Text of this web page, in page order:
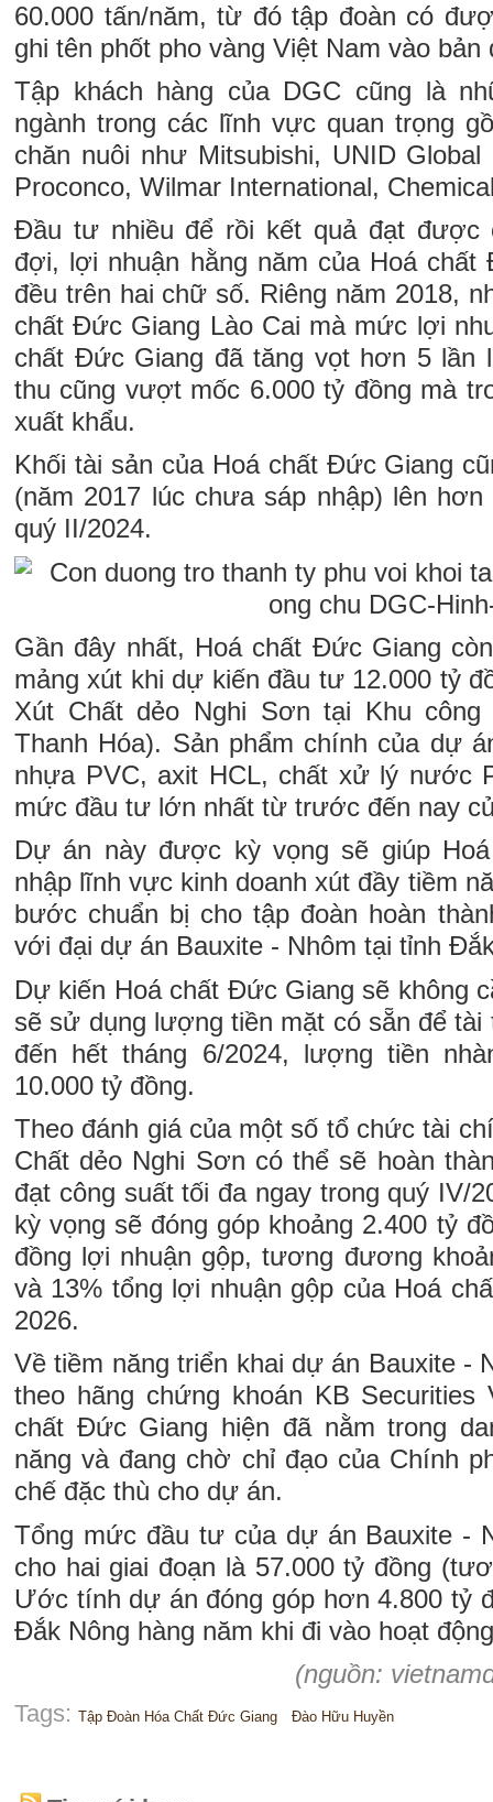
60.000 tấn/năm, từ đó tập đoàn có
ghi tên phốt pho vàng Việt Nam vào
Tập khách hàng của DGC cũng là
ngành trong các lĩnh vực quan trọng
chăn nuôi như Mitsubishi, UNID
Proconco, Wilmar International,
Đầu tư nhiều để rồi kết quả đạt được
đợi, lợi nhuận hằng năm của Hoá
đều trên hai chữ số. Riêng năm 2018,
chất Đức Giang Lào Cai mà mức lợi
chất Đức Giang đã tăng vọt hơn 5 lần
thu cũng vượt mốc 6.000 tỷ đồng mà
xuất khẩu.
Khối tài sản của Hoá chất Đức Giang
(năm 2017 lúc chưa sáp nhập) lên
quý II/2024.
Gần đây nhất, Hoá chất Đức Giang
mảng xút khi dự kiến đầu tư 12.000 tỷ
Xút Chất dẻo Nghi Sơn tại Khu công
Thanh Hóa). Sản phẩm chính của dự
nhựa PVC, axit HCL, chất xử lý nước
mức đầu tư lớn nhất từ trước đến nay
Dự án này được kỳ vọng sẽ giúp
nhập lĩnh vực kinh doanh xút đầy tiềm
bước chuẩn bị cho tập đoàn hoàn
với đại dự án Bauxite - Nhôm tại tỉnh
Dự kiến Hoá chất Đức Giang sẽ không
sẽ sử dụng lượng tiền mặt có sẵn để
đến hết tháng 6/2024, lượng tiền
10.000 tỷ đồng.
Theo đánh giá của một số tổ chức tài
Chất dẻo Nghi Sơn có thể sẽ hoàn
đạt công suất tối đa ngay trong quý IV/
kỳ vọng sẽ đóng góp khoảng 2.400 tỷ
đồng lợi nhuận gộp, tương đương
và 13% tổng lợi nhuận gộp của Hoá
2026.
Về tiềm năng triển khai dự án Bauxite -
theo hãng chứng khoán KB Securities
chất Đức Giang hiện đã nằm trong
năng và đang chờ chỉ đạo của Chính
chế đặc thù cho dự án.
Tổng mức đầu tư của dự án Bauxite -
cho hai giai đoạn là 57.000 tỷ đồng
Ước tính dự án đóng góp hơn 4.800 tỷ
Đắk Nông hàng năm khi đi vào hoạt
(nguồn:
Tags: Tập Đoàn Hóa Chất Đức Giang Đào Hữu Huyền